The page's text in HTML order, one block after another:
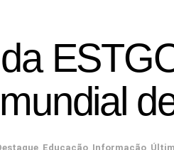
, Educação, Informação,